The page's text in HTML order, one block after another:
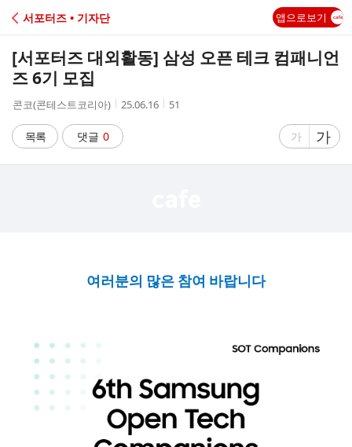
C
A
서포터즈 • 기자단 앱으로보기
[서포터즈 대외활동] 삼성 오픈 테크 컴패니언
즈 6기 모집
작
자
콘코(콘테스트코리아)
작
시
간
25.06.16
조
51
목록 댓글 0
글
가
글
자
가
여러분의 많은 참여 바랍니다